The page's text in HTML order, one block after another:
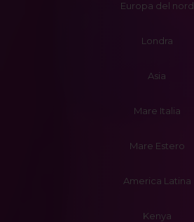
Europa del nord
Londra
Asia
Mare Italia
Mare Estero
America Latina
Kenya